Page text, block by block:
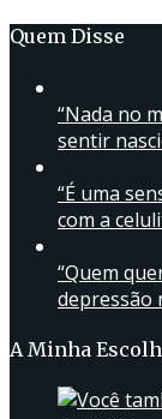
Quem Disse
“Nada no
sentir
“É uma
com a
“Quem
depressão
A Minha